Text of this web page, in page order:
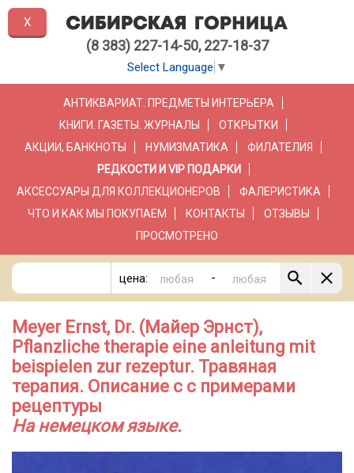
(8 383) 227-14-50, 227-18-37
Select Language ▼
АНТИКВАРИАТ. ПРЕДМЕТЫ ИНТЕРЬЕРА
КНИГИ. ГАЗЕТЫ. ЖУРНАЛЫ
ОТКРЫТКИ
АКЦИИ, БАНКНОТЫ
НУМИЗМАТИКА
ФИЛАТЕЛИЯ
РЕДКОСТИ И VIP ПОДАРКИ
АКСЕССУАРЫ ДЛЯ КОЛЛЕКЦИОНЕРОВ
ФАЛЕРИСТИКА
ЧТО И КАК МЫ ПОКУПАЕМ
КОНТАКТЫ
ОТЗЫВЫ
ПРОСМОТРЕНО
цена: -
Meyer Ernst, Dr. (Майер Эрнст),
Pflanzliche therapie eine anleitung mit
beispielen zur rezeptur. Травяная
терапия. Описание с с примерами
рецептуры
На немецком языке.
X